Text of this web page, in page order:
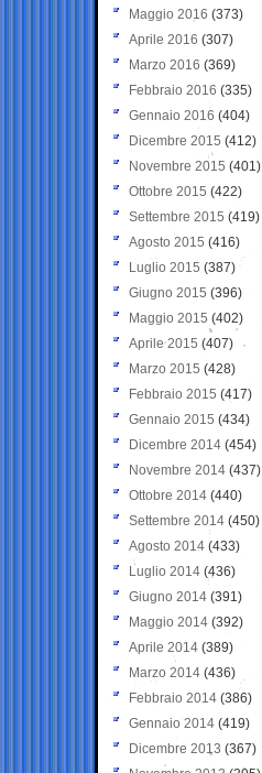
Maggio 2016 (373)
Aprile 2016 (307)
Marzo 2016 (369)
Febbraio 2016 (335)
Gennaio 2016 (404)
Dicembre 2015 (412)
Novembre 2015 (401)
Ottobre 2015 (422)
Settembre 2015 (419)
Agosto 2015 (416)
Luglio 2015 (387)
Giugno 2015 (396)
Maggio 2015 (402)
Aprile 2015 (407)
Marzo 2015 (428)
Febbraio 2015 (417)
Gennaio 2015 (434)
Dicembre 2014 (454)
Novembre 2014 (437)
Ottobre 2014 (440)
Settembre 2014 (450)
Agosto 2014 (433)
Luglio 2014 (436)
Giugno 2014 (391)
Maggio 2014 (392)
Aprile 2014 (389)
Marzo 2014 (436)
Febbraio 2014 (386)
Gennaio 2014 (419)
Dicembre 2013 (367)